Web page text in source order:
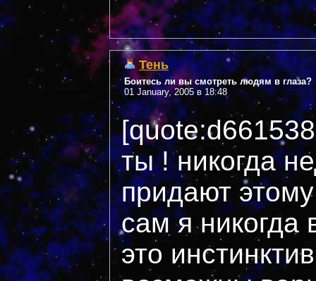
Тень
Боитесь ли вы смотреть людям в глаза?
01 January, 2005 в 18:48
ты ! никогда
придают
сам я никогда
это